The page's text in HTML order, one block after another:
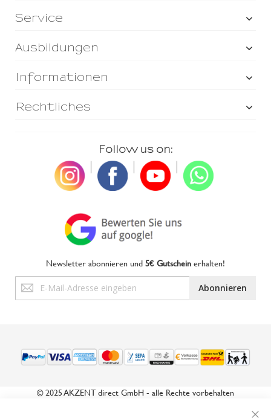
Service
Ausbildungen
Informationen
Rechtliches
Follow us on:
Newsletter abonnieren und5€ Gutscheinerhalten!
Anmeldung
zum
Abonnieren
© 2025 AKZENT direct GmbH - alle Rechte vorbehalten